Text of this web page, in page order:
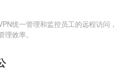
统一管理和监控员工的远程访问，
效率。